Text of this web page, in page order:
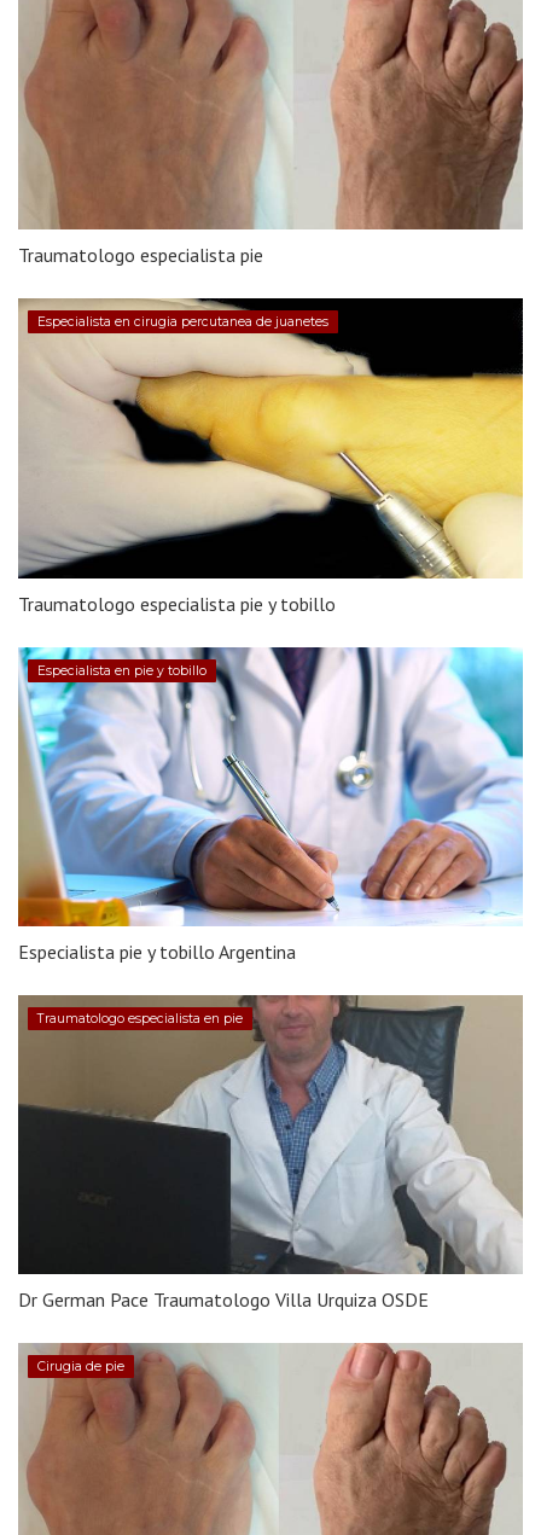
Traumatologo especialista pie
Especialista en cirugia percutanea de juanetes
Traumatologo especialista pie y tobillo
Especialista en pie y tobillo
Especialista pie y tobillo Argentina
Traumatologo especialista en pie
Dr German Pace Traumatologo Villa Urquiza OSDE
Cirugia de pie